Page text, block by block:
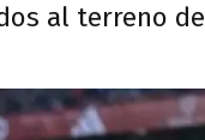
al terreno de